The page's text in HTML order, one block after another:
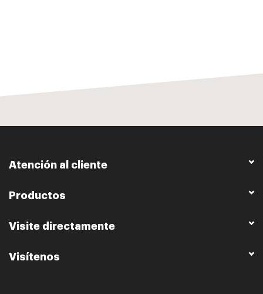
Atención al cliente
Productos
Visite directamente
Visítenos